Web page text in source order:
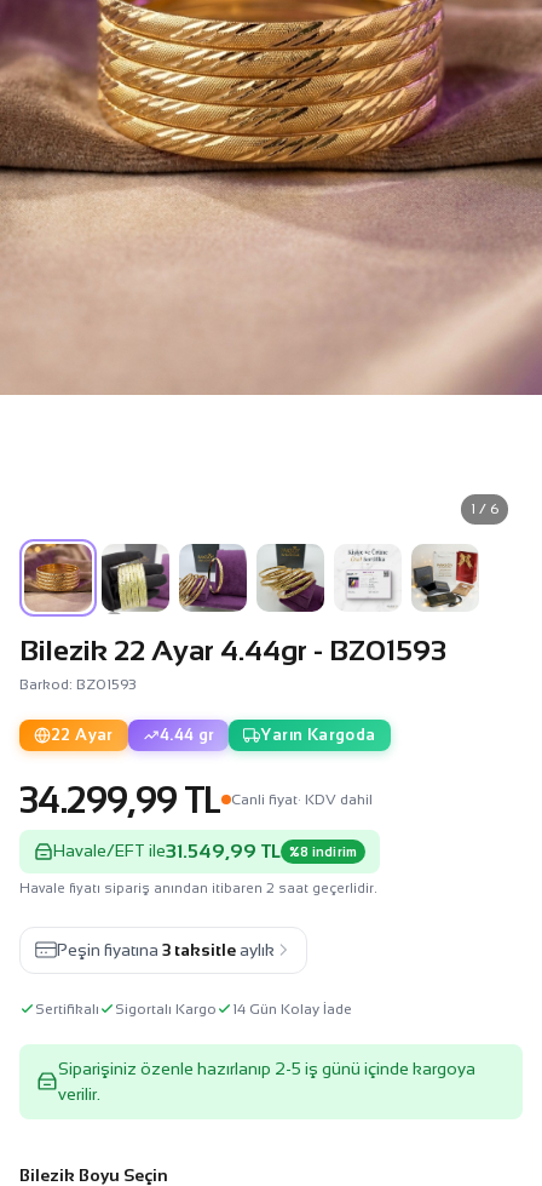
1 / 6
Bilezik 22 Ayar 4.44gr - BZ01593
Barkod: BZ01593
22 Ayar 4.44 gr Yarın Kargoda
34.299,99 TL Canli fiyat· KDV dahil
Havale/EFT ile31.549,99 TL %8 indirim
Havale fiyatı sipariş anından itibaren 2 saat geçerlidir.
Peşin fiyatına 3 taksitle aylık
Sertifikalı Sigortalı Kargo 14 Gün Kolay İade
Siparişiniz özenle hazırlanıp 2-5 iş günü içinde kargoya
verilir.
Bilezik Boyu Seçin